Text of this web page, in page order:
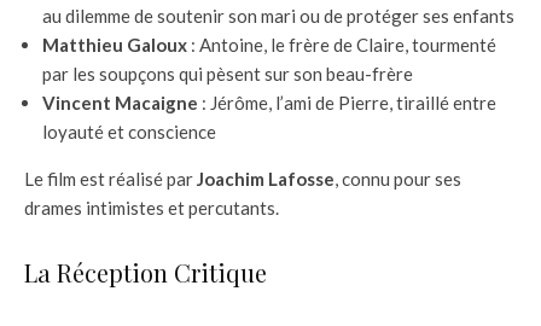
au dilemme de soutenir son mari ou de protéger ses enfants
Matthieu Galoux : Antoine, le frère de Claire, tourmenté
par les soupçons qui pèsent sur son beau-frère
Vincent Macaigne : Jérôme, l’ami de Pierre, tiraillé entre
loyauté et conscience
Le film est réalisé parJoachim Lafosse, connu pour ses
drames intimistes et percutants.
La Réception Critique